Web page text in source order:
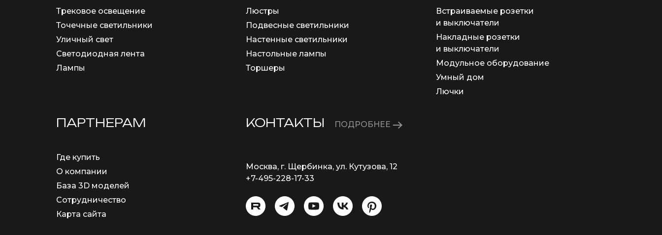
Трековое освещение
Точечные светильники
Уличный свет
Светодиодная лента
Лампы
Люстры
Подвесные светильники
Настенные светильники
Настольные лампы
Торшеры
Встраиваемые розетки
и выключатели
Накладные розетки
и выключатели
Модульное оборудование
Умный дом
Лючки
ПАРТНЕРАМ
Где купить
О компании
База 3D моделей
Сотрудничество
Карта сайта
КОНТАКТЫ ПОДРОБНЕЕ
Москва, г. Щербинка, ул. Кутузова, 12
+7-495-228-17-33